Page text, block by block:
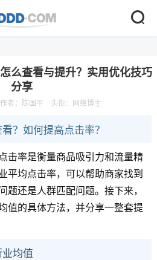
么查看与提升？实用优化技巧
分享
作者：陈国平 头衔：网络博主
？如何提高点击率？
击率是衡量商品吸引力和流量精
平均点击率，可以帮助商家找到
题还是人群匹配问题。接下来，
值的具体方法，并分享一整套提
均值